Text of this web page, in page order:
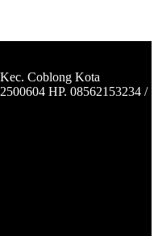
Coblong Kota
HP. 08562153234 /